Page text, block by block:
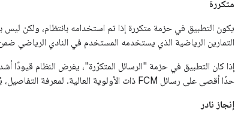
متكررة
يكون التطبيق في حزمة متكررة إذا تم استخدامه بانتظام، ولكن
التمارين الرياضية الذي يستخدمه المستخدم في النادي الرياضي
إذا كان التطبيق في حزمة "الرسائل المتكرّرة"، يفرض النظام قيودًا
حدًا أقصى على رسائل FCM ذات الأولوية العالية. لمعرفة التفاصيل، يُرجى الاطّلاع على
إنجاز نادر